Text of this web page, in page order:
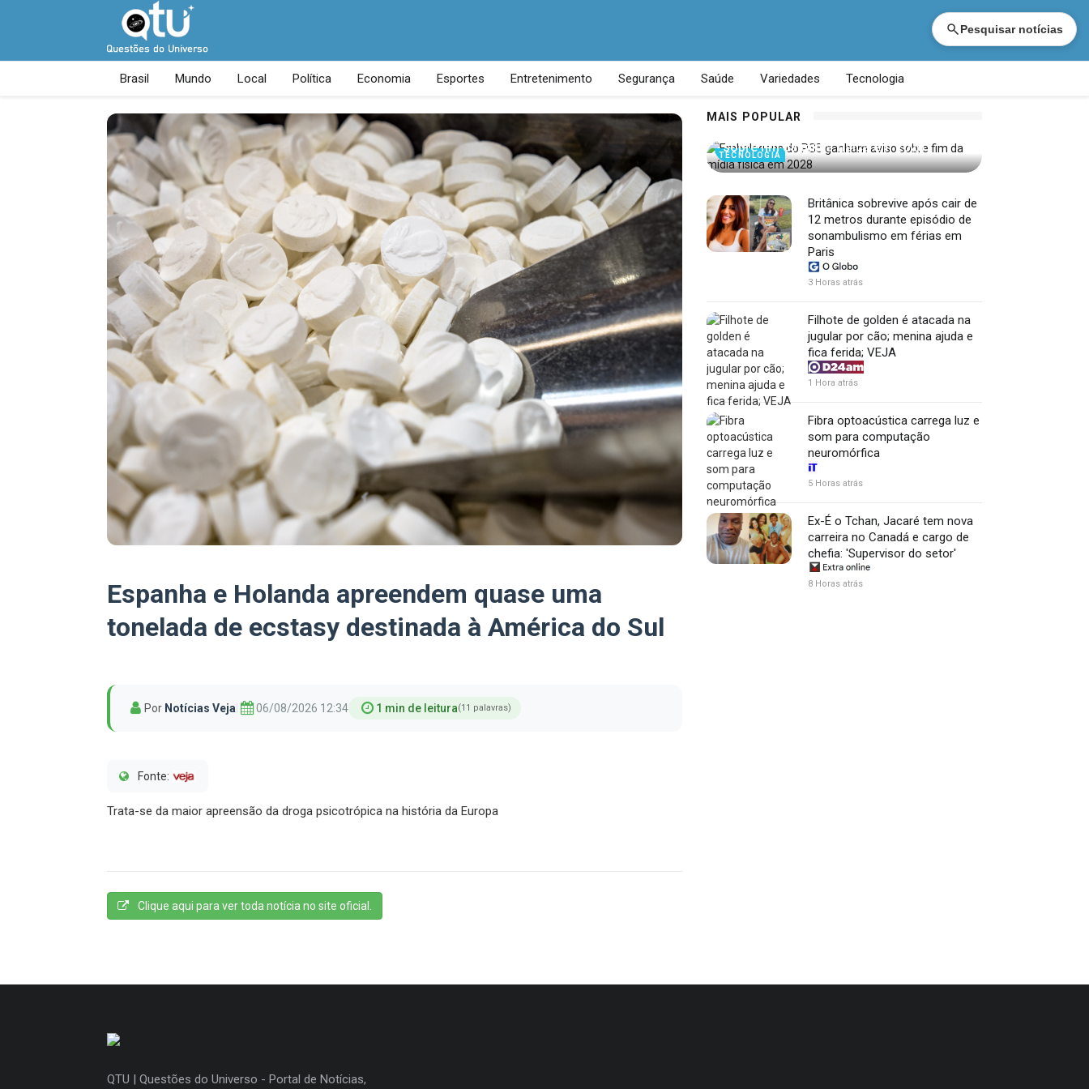
Pesquisar notícias
Brasil Mundo Local Política Economia Esportes Entretenimento Segurança Saúde Variedades Tecnologia
Espanha e Holanda apreendem quase uma
tonelada de ecstasy destinada à América do Sul
Por Notícias Veja 06/08/2026 12:34 1 min de leitura(11 palavras)
Fonte:
Trata-se da maior apreensão da droga psicotrópica na história da Europa
Clique aqui para ver toda notícia no site oficial.
MAIS POPULAR
TECNOLOGIA
sobre fim da mídia física em 2028
Britânica sobrevive após cair de
12 metros durante episódio de
sonambulismo em férias em
Paris
3 Horas atrás
Filhote de golden é atacada na
jugular por cão; menina ajuda e
fica ferida; VEJA
1 Hora atrás
Fibra optoacústica carrega luz e
som para computação
neuromórfica
5 Horas atrás
Ex-É o Tchan, Jacaré tem nova
carreira no Canadá e cargo de
chefia: 'Supervisor do setor'
8 Horas atrás
QTU | Questões do Universo - Portal de Notícias,